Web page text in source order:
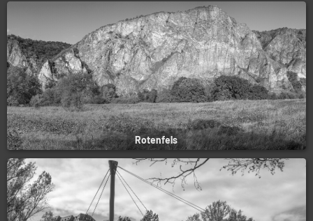
Rotenfels